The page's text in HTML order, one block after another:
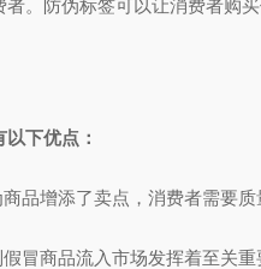
。防伪标签可以让消费者购
下优点：
增添了卖点，消费者需要质
商品流入市场发挥着至关重